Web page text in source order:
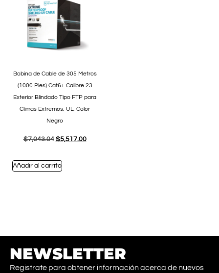
Bobina de Cable de 305 Metros
(1000 Pies) Cat6+ Calibre 23
Exterior Blindado Tipo FTP para
Climas Extremos, UL, Color
Negro
$7,043.04 $5,517.00
Añadir al carrito
NEWSLETTER
Registrate para obtener información acerca de nuevos